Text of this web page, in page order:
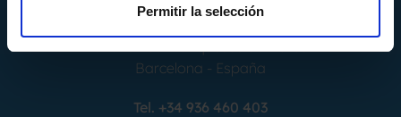
Permitir la selección
Barcelona - España
Tel. +34 936 460 403